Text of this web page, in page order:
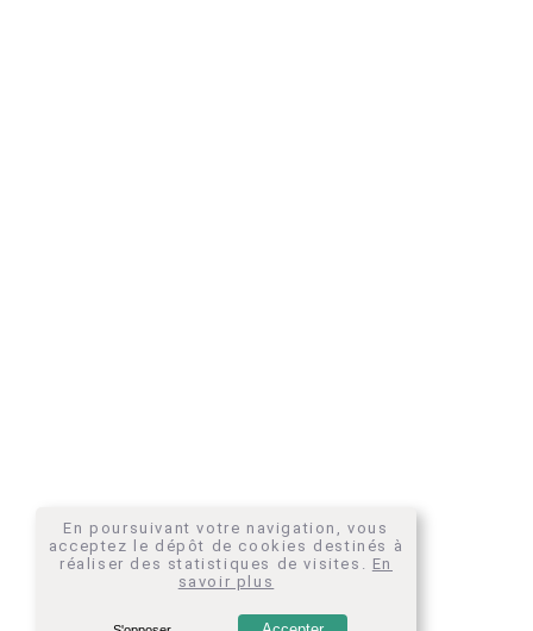
En poursuivant votre navigation, vous
acceptez le dépôt de cookies destinés à
réaliser des statistiques de visites. En
savoir plus